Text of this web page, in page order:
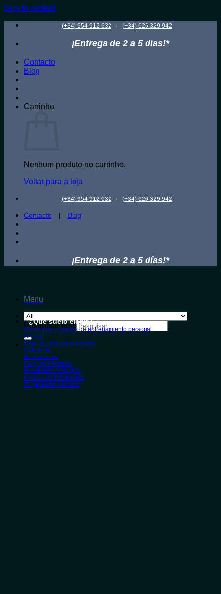
Skip to content
(+34) 954 912 632 · (+34) 626 329 942
¡Entrega de 2 a 5 días!*
Contacto
Blog
Carrinho
Nenhum produto no carrinho.
Voltar para a loja
(+34) 954 912 632 · (+34) 626 329 942
Contacto | Blog
¡Entrega de 2 a 5 días!*
Menu
Pesquisar por:
¿Qué suelo elegir?
Gimnasios y centros de entrenamiento personal
Crossfit
Centros de artes marciales
Calistenia
Rocódromos
Parques infantiles
Guarderías / colegios
Centros de fisioterapia
Tu gimnasio en casa